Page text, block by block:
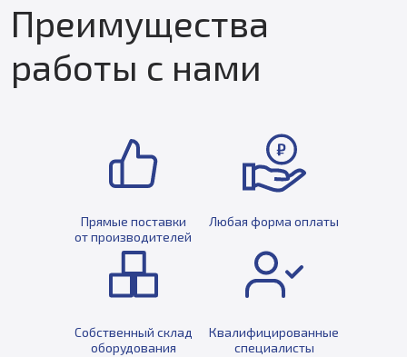
Преимущества
работы с нами
Прямые поставки
от производителей
Любая форма оплаты
Собственный склад
оборудования
Квалифицированные
специалисты